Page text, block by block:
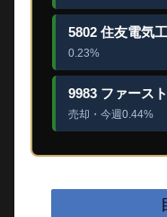
5802 住友電気
0.23%
9983 ファース
売却・今週0.44%